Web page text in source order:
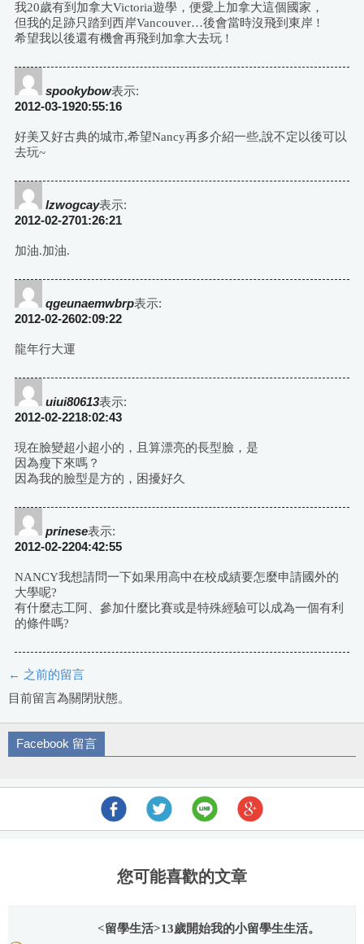
我20歲有到加拿大Victoria遊學，便愛上加拿大這個國家，
但我的足跡只踏到西岸Vancouver…後會當時沒飛到東岸 !
希望我以後還有機會再飛到加拿大去玩 !
spookybow表示:
2012-03-1920:55:16
好美又好古典的城市,希望Nancy再多介紹一些,說不定以後可以
去玩~
lzwogcay表示:
2012-02-2701:26:21
加油.加油.
qgeunaemwbrp表示:
2012-02-2602:09:22
龍年行大運
uiui80613表示:
2012-02-2218:02:43
現在臉變超小超小的，且算漂亮的長型臉，是
因為瘦下來嗎？
因為我的臉型是方的，困擾好久
prinese表示:
2012-02-2204:42:55
NANCY我想請問一下如果用高中在校成績要怎麼申請國外的
大學呢?
有什麼志工阿、參加什麼比賽或是特殊經驗可以成為一個有利
的條件嗎?
評
論
導
← 之前的留言
目前留言為關閉狀態。
Facebook 留言
您可能喜歡的文章
<留學生活>13歲開始我的小留學生生活。